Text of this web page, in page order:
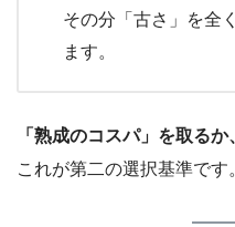
その分「古さ」を全
ます。
「熟成のコスパ」を取る
これが第二の選択基準です